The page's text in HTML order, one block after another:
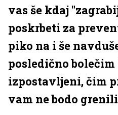
vas še kdaj
poskrbeti za
piko na i še
posledično
izpostavljeni, čim
vam ne bodo